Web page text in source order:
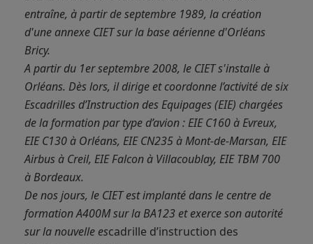
entraîne, à partir de septembre 1989, la création
d'une annexe CIET sur la base aérienne d'Orléans
Bricy.
A partir du 1er septembre 2008, le CIET s'installe à
Orléans. Dès lors, il dirige et coordonne l’activité de six
Escadrilles d’Instruction des Equipages (EIE) chargées
de la formation par type d’avion : EIE C160 à Evreux,
EIE C130 à Orléans, EIE CN235 à Mont-de-Marsan, EIE
Airbus à Creil, EIE Falcon à Villacoublay, EIE TBM 700
à Bordeaux.
De nos jours, le CIET est implanté dans le centre de
formation A400M sur la BA123 et exerce son autorité
sur la nouvelle escadrille d’instruction des